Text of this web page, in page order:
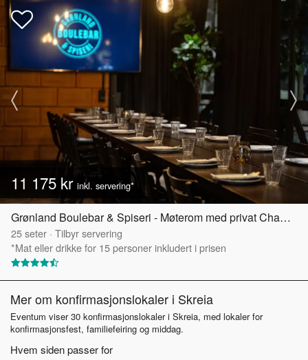
11 175 kr inkl. servering*
Grønland Boulebar & Spiseri - Møterom med privat Chambre Séparée
25seter · Tilbyr servering
*Mat eller drikke for 15 personer inkludert i prisen
Mer om konfirmasjonslokaler i Skreia
Eventum viser 30 konfirmasjonslokaler i Skreia, med lokaler for
konfirmasjonsfest, familiefeiring og middag.
Hvem siden passer for